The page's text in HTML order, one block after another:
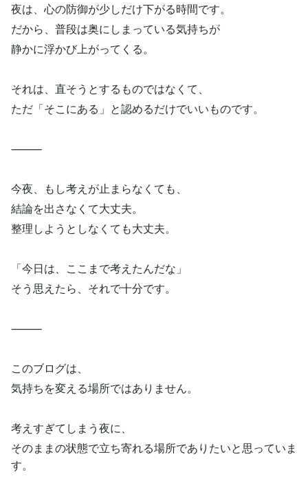
夜は、心の防御が少しだけ下がる時間です。
だから、普段は奥にしまっている気持ちが
静かに浮かび上がってくる。
それは、直そうとするものではなくて、
ただ「そこにある」と認めるだけでいいものです。
⸻
今夜、もし考えが止まらなくても、
結論を出さなくて大丈夫。
整理しようとしなくても大丈夫。
「今日は、ここまで考えたんだな」
そう思えたら、それで十分です。
⸻
このブログは、
気持ちを変える場所ではありません。
考えすぎてしまう夜に、
そのままの状態で立ち寄れる場所でありたいと思っていま
す。